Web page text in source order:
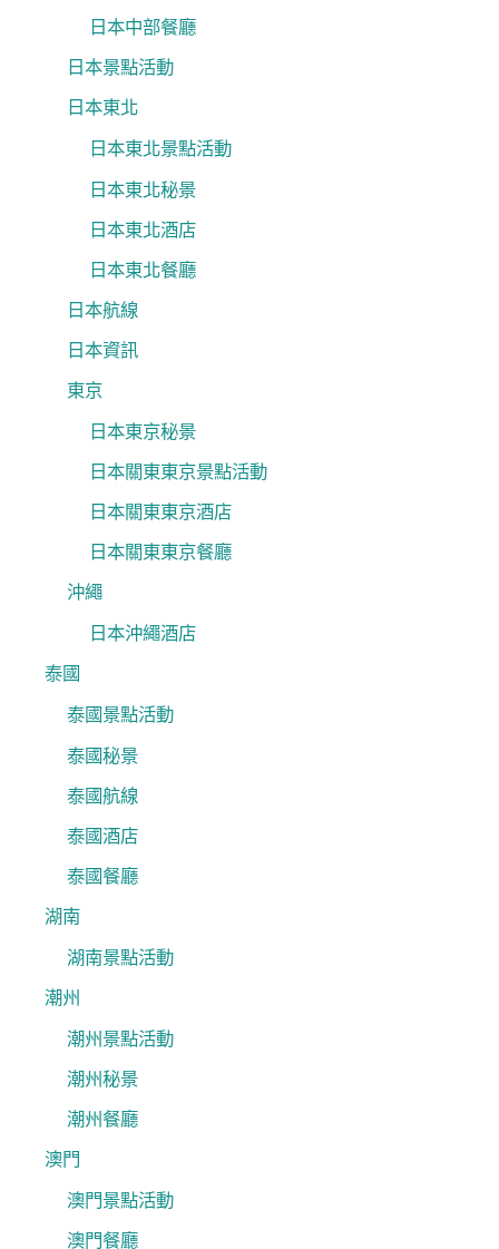
日本中部餐廳
日本景點活動
日本東北
日本東北景點活動
日本東北秘景
日本東北酒店
日本東北餐廳
日本航線
日本資訊
東京
日本東京秘景
日本關東東京景點活動
日本關東東京酒店
日本關東東京餐廳
沖繩
日本沖繩酒店
泰國
泰國景點活動
泰國秘景
泰國航線
泰國酒店
泰國餐廳
湖南
湖南景點活動
潮州
潮州景點活動
潮州秘景
潮州餐廳
澳門
澳門景點活動
澳門餐廳